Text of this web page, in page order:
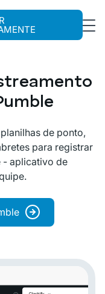
de ponto,
para registrar
- aplicativo de